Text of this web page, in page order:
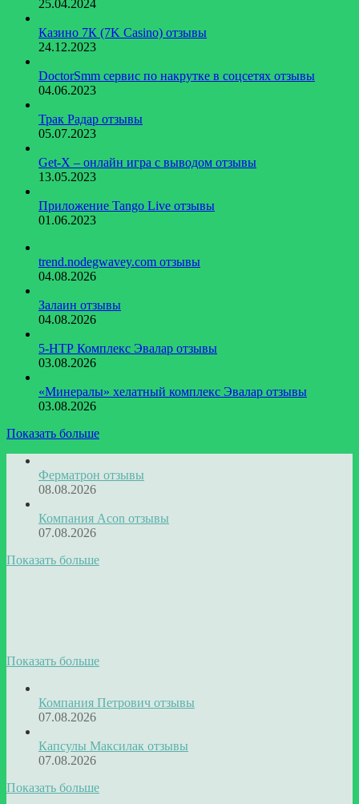
25.04.2024
Казино 7К (7K Casino) отзывы
24.12.2023
DoctorSmm сервис по накрутке в соцсетях отзывы
04.06.2023
Трак Радар отзывы
05.07.2023
Get-X – онлайн игра с выводом отзывы
13.05.2023
Приложение Tango Live отзывы
01.06.2023
trend.nodegwavey.com отзывы
04.08.2026
Залаин отзывы
04.08.2026
5-НТР Комплекс Эвалар отзывы
03.08.2026
«Минералы» хелатный комплекс Эвалар отзывы
03.08.2026
Показать больше
Ферматрон отзывы
08.08.2026
Компания Acon отзывы
07.08.2026
Показать больше
Показать больше
Компания Петрович отзывы
07.08.2026
Капсулы Максилак отзывы
07.08.2026
Показать больше